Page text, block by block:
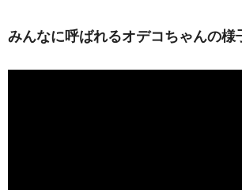
みんなに呼ばれるオデコちゃんの様